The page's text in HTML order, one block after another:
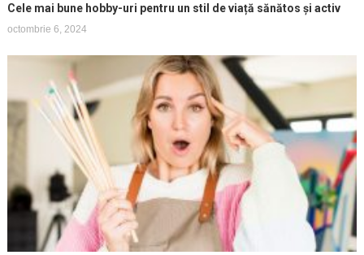
Cele mai bune hobby-uri pentru un stil de viață sănătos și activ
octombrie 6, 2024